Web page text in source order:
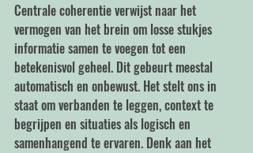
Centrale coherentie verwijst naar het
vermogen van het brein om losse stukjes
informatie samen te voegen tot een
betekenisvol geheel. Dit gebeurt meestal
automatisch en onbewust. Het stelt ons in
staat om verbanden te leggen, context te
begrijpen en situaties als logisch en
samenhangend te ervaren. Denk aan het